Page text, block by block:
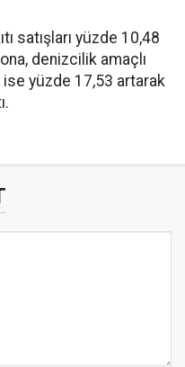
satışları yüzde 10,48
denizcilik amaçlı
yüzde 17,53 artarak